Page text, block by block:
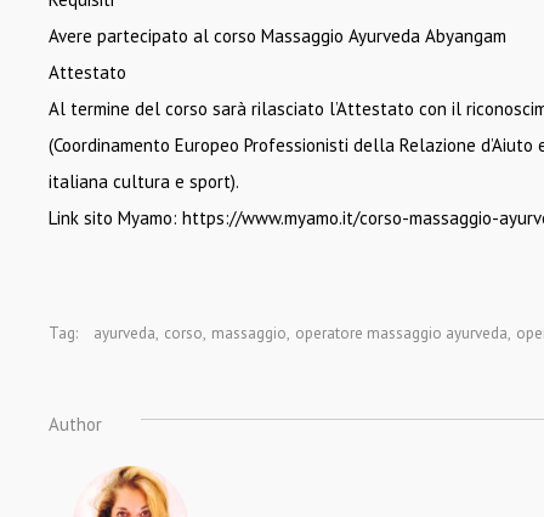
Avere partecipato al corso Massaggio Ayurveda Abyangam
Attestato
Al termine del corso sarà rilasciato l’Attestato con il
(Coordinamento Europeo Professionisti della Relazione
italiana cultura e sport).
Link sito Myamo: https://www.myamo.it/corso-massaggio-
Tag: ayurveda, corso, massaggio, operatore massaggio ayurveda,
Author